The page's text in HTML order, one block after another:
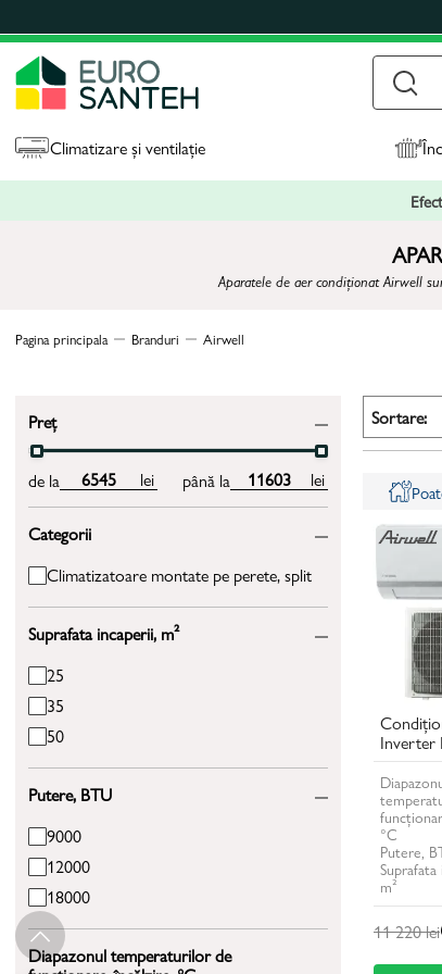
Climatizare și ventilație
Aparatele de aer condiționat Airwell
Pagina principala Branduri Airwell
Preț
de la lei până la lei
Categorii
Climatizatoare montate pe perete, split
Suprafata incaperii, m²
25
35
50
Putere, BTU
9000
12000
18000
Diapazonul temperaturilor de
Sortare:
Inverter
°C
Putere,
Suprafata
m²
11 220 lei